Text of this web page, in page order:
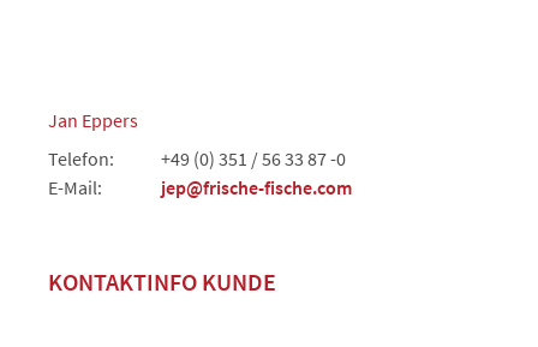
Jan Eppers
Telefon:
+49 (0) 351 / 56 33 87 -0
E-Mail:
jep@frische-fische.com
KONTAKTINFO KUNDE